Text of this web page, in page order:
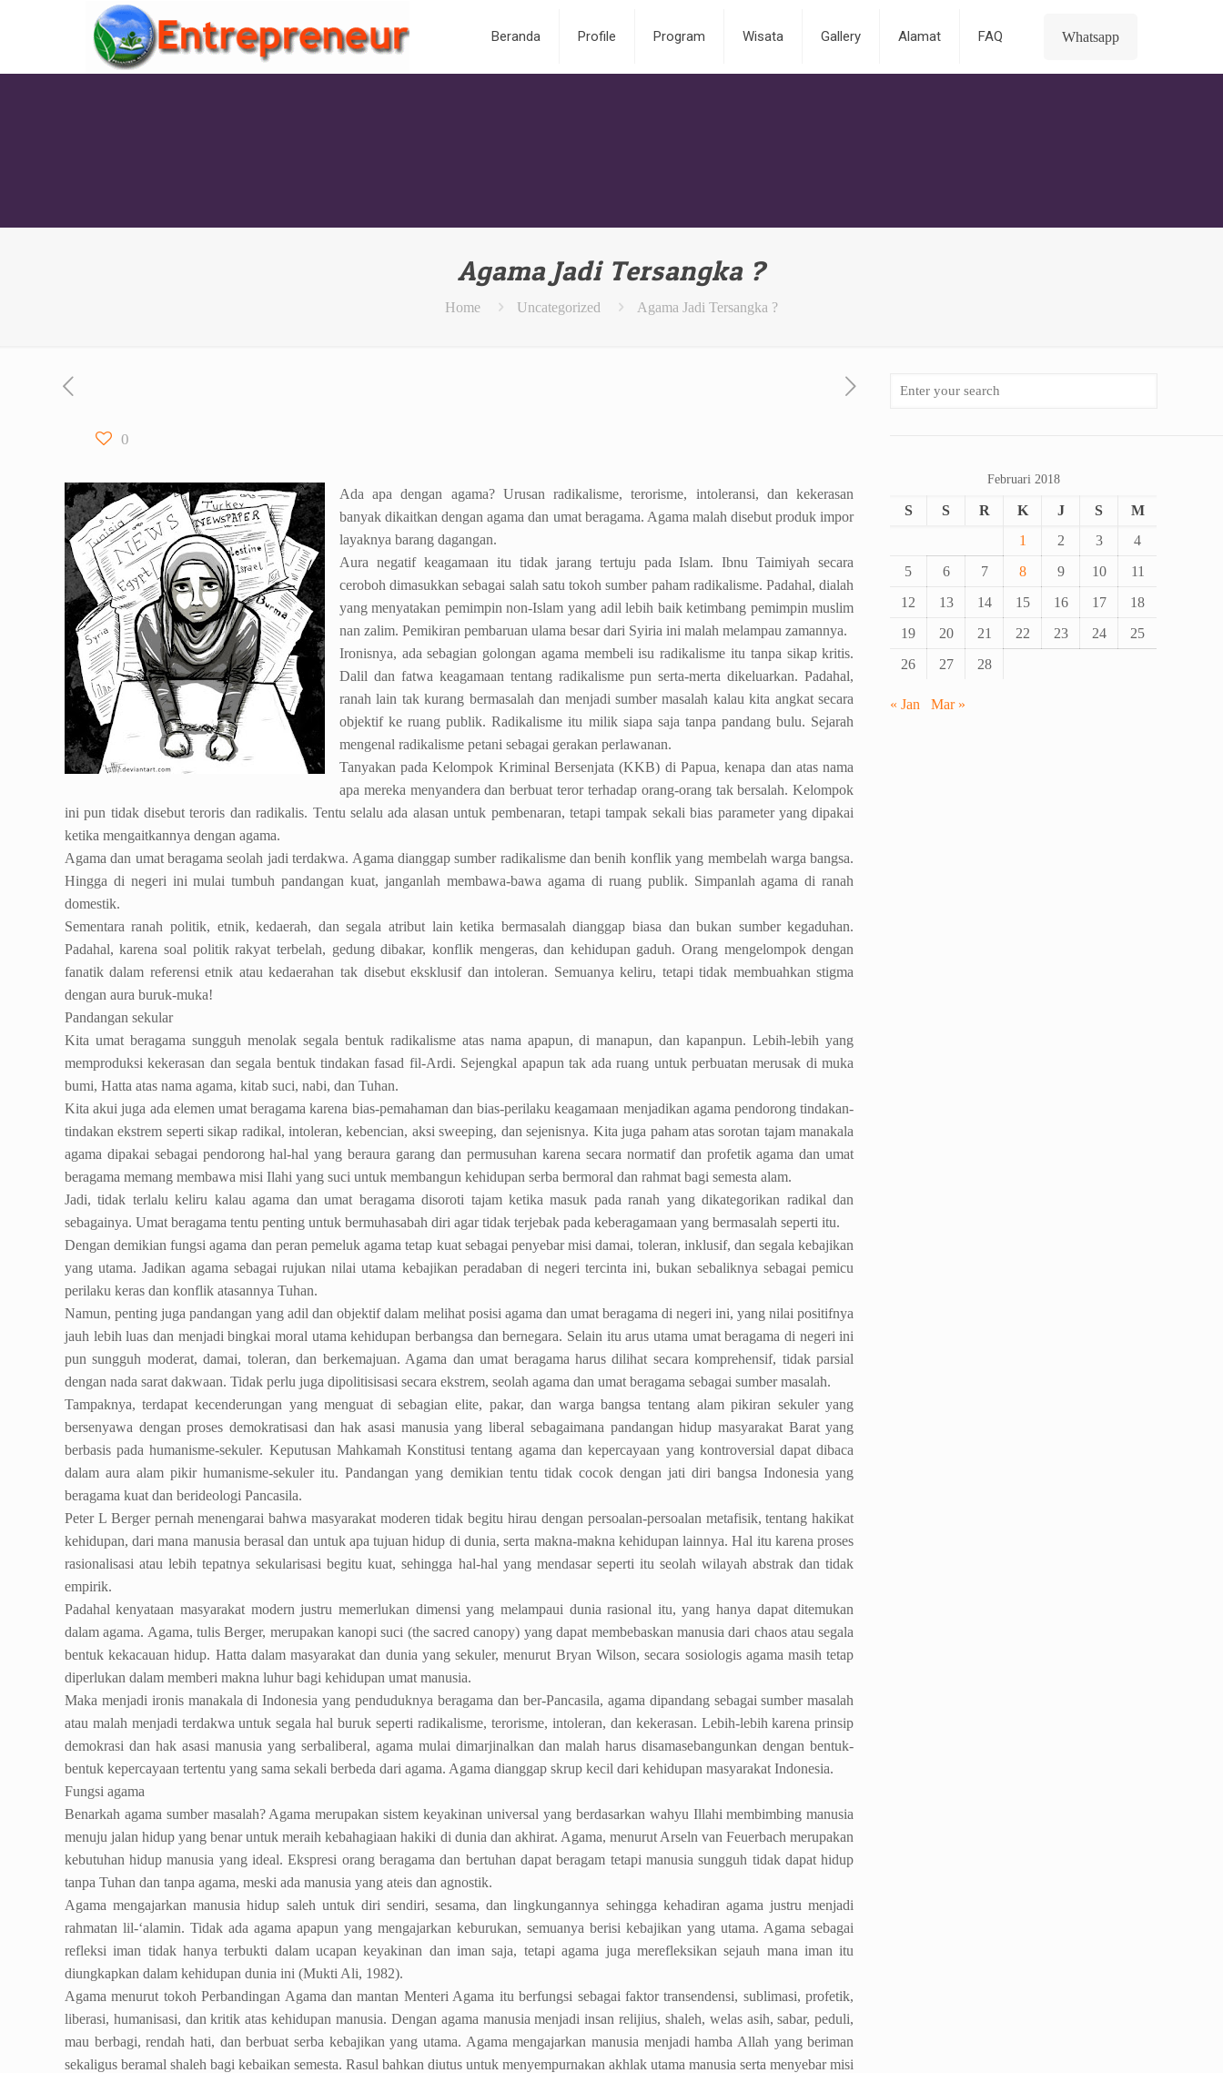
Beranda Profile Program Wisata Gallery Alamat FAQ Whatsapp
Agama Jadi Tersangka ?
Home Uncategorized Agama Jadi Tersangka ?
0
Ada apa dengan agama? Urusan radikalisme, terorisme, intoleransi, dan kekerasan
banyak dikaitkan dengan agama dan umat beragama. Agama malah disebut produk impor
layaknya barang dagangan.
Aura negatif keagamaan itu tidak jarang tertuju pada Islam. Ibnu Taimiyah secara
ceroboh dimasukkan sebagai salah satu tokoh sumber paham radikalisme. Padahal, dialah
yang menyatakan pemimpin non-Islam yang adil lebih baik ketimbang pemimpin muslim
nan zalim. Pemikiran pembaruan ulama besar dari Syiria ini malah melampau zamannya.
Ironisnya, ada sebagian golongan agama membeli isu radikalisme itu tanpa sikap kritis.
Dalil dan fatwa keagamaan tentang radikalisme pun serta-merta dikeluarkan. Padahal,
ranah lain tak kurang bermasalah dan menjadi sumber masalah kalau kita angkat secara
objektif ke ruang publik. Radikalisme itu milik siapa saja tanpa pandang bulu. Sejarah
mengenal radikalisme petani sebagai gerakan perlawanan.
Tanyakan pada Kelompok Kriminal Bersenjata (KKB) di Papua, kenapa dan atas nama
apa mereka menyandera dan berbuat teror terhadap orang-orang tak bersalah. Kelompok
ini pun tidak disebut teroris dan radikalis. Tentu selalu ada alasan untuk pembenaran, tetapi tampak sekali bias parameter yang dipakai
ketika mengaitkannya dengan agama.
Agama dan umat beragama seolah jadi terdakwa. Agama dianggap sumber radikalisme dan benih konflik yang membelah warga bangsa.
Hingga di negeri ini mulai tumbuh pandangan kuat, janganlah membawa-bawa agama di ruang publik. Simpanlah agama di ranah
domestik.
Sementara ranah politik, etnik, kedaerah, dan segala atribut lain ketika bermasalah dianggap biasa dan bukan sumber kegaduhan.
Padahal, karena soal politik rakyat terbelah, gedung dibakar, konflik mengeras, dan kehidupan gaduh. Orang mengelompok dengan
fanatik dalam referensi etnik atau kedaerahan tak disebut eksklusif dan intoleran. Semuanya keliru, tetapi tidak membuahkan stigma
dengan aura buruk-muka!
Pandangan sekular
Kita umat beragama sungguh menolak segala bentuk radikalisme atas nama apapun, di manapun, dan kapanpun. Lebih-lebih yang
memproduksi kekerasan dan segala bentuk tindakan fasad fil-Ardi. Sejengkal apapun tak ada ruang untuk perbuatan merusak di muka
bumi, Hatta atas nama agama, kitab suci, nabi, dan Tuhan.
Kita akui juga ada elemen umat beragama karena bias-pemahaman dan bias-perilaku keagamaan menjadikan agama pendorong tindakan-
tindakan ekstrem seperti sikap radikal, intoleran, kebencian, aksi sweeping, dan sejenisnya. Kita juga paham atas sorotan tajam manakala
agama dipakai sebagai pendorong hal-hal yang beraura garang dan permusuhan karena secara normatif dan profetik agama dan umat
beragama memang membawa misi Ilahi yang suci untuk membangun kehidupan serba bermoral dan rahmat bagi semesta alam.
Jadi, tidak terlalu keliru kalau agama dan umat beragama disoroti tajam ketika masuk pada ranah yang dikategorikan radikal dan
sebagainya. Umat beragama tentu penting untuk bermuhasabah diri agar tidak terjebak pada keberagamaan yang bermasalah seperti itu.
Dengan demikian fungsi agama dan peran pemeluk agama tetap kuat sebagai penyebar misi damai, toleran, inklusif, dan segala kebajikan
yang utama. Jadikan agama sebagai rujukan nilai utama kebajikan peradaban di negeri tercinta ini, bukan sebaliknya sebagai pemicu
perilaku keras dan konflik atasannya Tuhan.
Namun, penting juga pandangan yang adil dan objektif dalam melihat posisi agama dan umat beragama di negeri ini, yang nilai positifnya
jauh lebih luas dan menjadi bingkai moral utama kehidupan berbangsa dan bernegara. Selain itu arus utama umat beragama di negeri ini
pun sungguh moderat, damai, toleran, dan berkemajuan. Agama dan umat beragama harus dilihat secara komprehensif, tidak parsial
dengan nada sarat dakwaan. Tidak perlu juga dipolitisisasi secara ekstrem, seolah agama dan umat beragama sebagai sumber masalah.
Tampaknya, terdapat kecenderungan yang menguat di sebagian elite, pakar, dan warga bangsa tentang alam pikiran sekuler yang
bersenyawa dengan proses demokratisasi dan hak asasi manusia yang liberal sebagaimana pandangan hidup masyarakat Barat yang
berbasis pada humanisme-sekuler. Keputusan Mahkamah Konstitusi tentang agama dan kepercayaan yang kontroversial dapat dibaca
dalam aura alam pikir humanisme-sekuler itu. Pandangan yang demikian tentu tidak cocok dengan jati diri bangsa Indonesia yang
beragama kuat dan berideologi Pancasila.
Peter L Berger pernah menengarai bahwa masyarakat moderen tidak begitu hirau dengan persoalan-persoalan metafisik, tentang hakikat
kehidupan, dari mana manusia berasal dan untuk apa tujuan hidup di dunia, serta makna-makna kehidupan lainnya. Hal itu karena proses
rasionalisasi atau lebih tepatnya sekularisasi begitu kuat, sehingga hal-hal yang mendasar seperti itu seolah wilayah abstrak dan tidak
empirik.
Padahal kenyataan masyarakat modern justru memerlukan dimensi yang melampaui dunia rasional itu, yang hanya dapat ditemukan
dalam agama. Agama, tulis Berger, merupakan kanopi suci (the sacred canopy) yang dapat membebaskan manusia dari chaos atau segala
bentuk kekacauan hidup. Hatta dalam masyarakat dan dunia yang sekuler, menurut Bryan Wilson, secara sosiologis agama masih tetap
diperlukan dalam memberi makna luhur bagi kehidupan umat manusia.
Maka menjadi ironis manakala di Indonesia yang penduduknya beragama dan ber-Pancasila, agama dipandang sebagai sumber masalah
atau malah menjadi terdakwa untuk segala hal buruk seperti radikalisme, terorisme, intoleran, dan kekerasan. Lebih-lebih karena prinsip
demokrasi dan hak asasi manusia yang serbaliberal, agama mulai dimarjinalkan dan malah harus disamasebangunkan dengan bentuk-
bentuk kepercayaan tertentu yang sama sekali berbeda dari agama. Agama dianggap skrup kecil dari kehidupan masyarakat Indonesia.
Fungsi agama
Benarkah agama sumber masalah? Agama merupakan sistem keyakinan universal yang berdasarkan wahyu Illahi membimbing manusia
menuju jalan hidup yang benar untuk meraih kebahagiaan hakiki di dunia dan akhirat. Agama, menurut Arseln van Feuerbach merupakan
kebutuhan hidup manusia yang ideal. Ekspresi orang beragama dan bertuhan dapat beragam tetapi manusia sungguh tidak dapat hidup
tanpa Tuhan dan tanpa agama, meski ada manusia yang ateis dan agnostik.
Agama mengajarkan manusia hidup saleh untuk diri sendiri, sesama, dan lingkungannya sehingga kehadiran agama justru menjadi
rahmatan lil-‘alamin. Tidak ada agama apapun yang mengajarkan keburukan, semuanya berisi kebajikan yang utama. Agama sebagai
refleksi iman tidak hanya terbukti dalam ucapan keyakinan dan iman saja, tetapi agama juga merefleksikan sejauh mana iman itu
diungkapkan dalam kehidupan dunia ini (Mukti Ali, 1982).
Agama menurut tokoh Perbandingan Agama dan mantan Menteri Agama itu berfungsi sebagai faktor transendensi, sublimasi, profetik,
liberasi, humanisasi, dan kritik atas kehidupan manusia. Dengan agama manusia menjadi insan relijius, shaleh, welas asih, sabar, peduli,
mau berbagi, rendah hati, dan berbuat serba kebajikan yang utama. Agama mengajarkan manusia menjadi hamba Allah yang beriman
sekaligus beramal shaleh bagi kebaikan semesta. Rasul bahkan diutus untuk menyempurnakan akhlak utama manusia serta menyebar misi
Februari 2018
S S R K J S
M
1
2 3
4
5
6 7 8 9 10
11
12
13 14 15 16 17
18
19
20 21 22 23 24
25
26
27 28
« Jan Mar »